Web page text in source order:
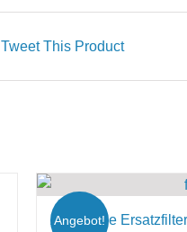
Tweet This Product
Angebot!
Aktivkohle